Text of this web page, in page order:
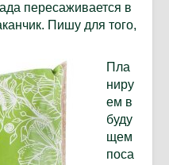
пересаживается в
Пишу для того,
Пла
ниру
ем в
буду
щем
поса